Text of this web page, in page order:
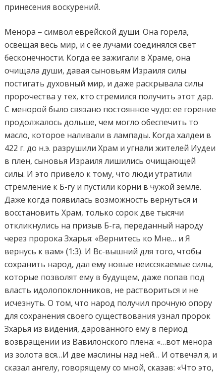
принесения воскурений.
Менора – символ еврейской души. Она горела,
освещая весь мир, и с ее лучами соединялся свет
бесконечности. Когда ее зажигали в Храме, она
очищала души, давая сыновьям Израиля силы
постигать духовный мир, и даже раскрывала силы
пророчества у тех, кто стремился получить этот дар.
С менорой было связано постоянное чудо: ее горение
продолжалось дольше, чем могло обеспечить то
масло, которое наливали в лампады. Когда халдеи в
422 г. до н.э. разрушили Храм и угнали жителей Иудеи
в плен, сыновья Израиля лишились очищающей
силы. И это привело к тому, что люди утратили
стремление к Б-гу и пустили корни в чужой земле.
Даже когда появилась возможность вернуться и
восстановить Храм, только сорок две тысячи
откликнулись на призыв Б-га, переданный народу
через пророка Зхарья: «Вернитесь ко Мне… и Я
вернусь к вам» (1:3). И Вс-вышний для того, чтобы
сохранить народ, дал ему новые неиссякаемые силы,
которые позволят ему в будущем, даже попав под
власть идолопоклонников, не раствориться и не
исчезнуть. О том, что народ получил прочную опору
для сохранения своего существования узнал пророк
Зхарья из видения, дарованного ему в период
возвращении из Вавилонского плена: «…вот менора
из золота вся…И две маслины над ней… И отвечал я, и
сказал ангелу, говорящему со мной, сказав: «Что это,